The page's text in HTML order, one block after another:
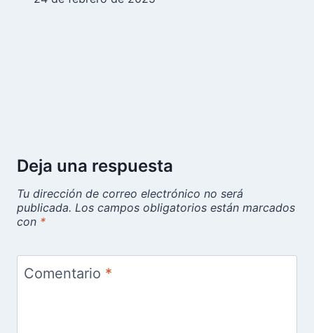
Deja una respuesta
Tu dirección de correo electrónico no será
publicada. Los campos obligatorios están marcados
con *
Comentario *